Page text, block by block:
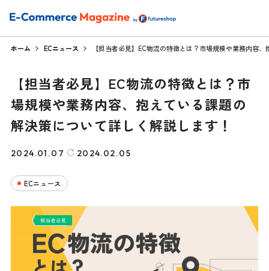
ホーム ECニュース 【担当者必見】EC物流の特徴とは？市場規模や業務内容
【担当者必見】EC物流の特徴とは？市
場規模や業務内容、抱えている課題の
解決策について詳しく解説します！
2024.01.07 2024.02.05
ECニュース